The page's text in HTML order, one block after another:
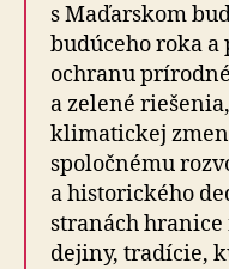
s Maďarskom
budúceho roka
ochranu
a zelené
klimatickej
spoločnému
a historického
stranách hranice
dejiny, tradície,